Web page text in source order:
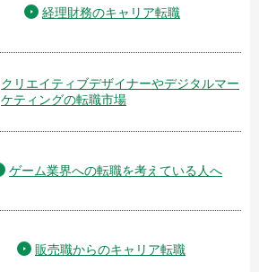
経理財務のキャリア転職
クリエイティブデザイナーやデジタルマー
ケティングの転職市場
ゲーム業界への転職を考えている人へ
販売職からのキャリア転職